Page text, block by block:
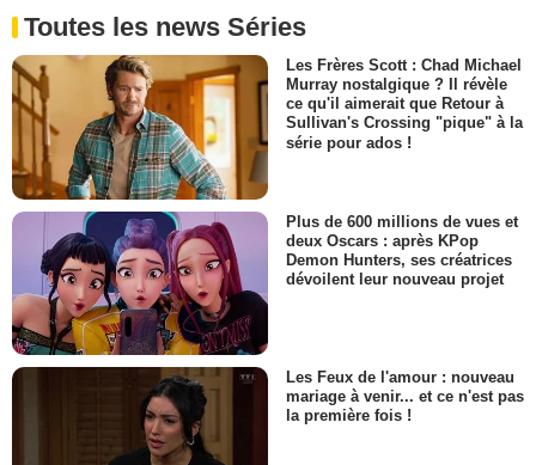
Toutes les news Séries
Les Frères Scott : Chad Michael
Murray nostalgique ? Il révèle
ce qu'il aimerait que Retour à
Sullivan's Crossing "pique" à la
série pour ados !
Plus de 600 millions de vues et
deux Oscars : après KPop
Demon Hunters, ses créatrices
dévoilent leur nouveau projet
Les Feux de l'amour : nouveau
mariage à venir... et ce n'est pas
la première fois !